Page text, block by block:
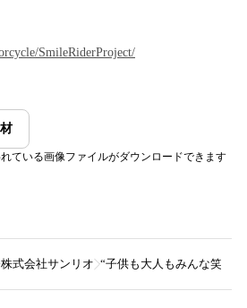
SmileRiderProject/
ている画像ファイルがダウンロードできます
株式会社サンリオ “子供も大人もみんな笑顔